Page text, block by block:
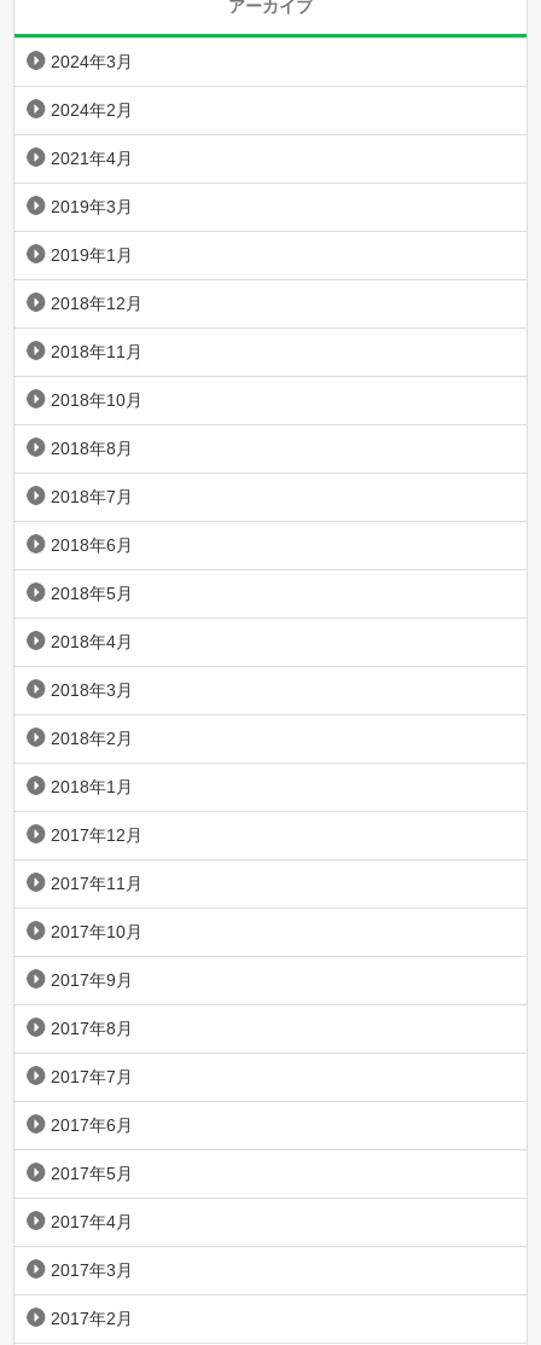
アーカイブ
2024年3月
2024年2月
2021年4月
2019年3月
2019年1月
2018年12月
2018年11月
2018年10月
2018年8月
2018年7月
2018年6月
2018年5月
2018年4月
2018年3月
2018年2月
2018年1月
2017年12月
2017年11月
2017年10月
2017年9月
2017年8月
2017年7月
2017年6月
2017年5月
2017年4月
2017年3月
2017年2月